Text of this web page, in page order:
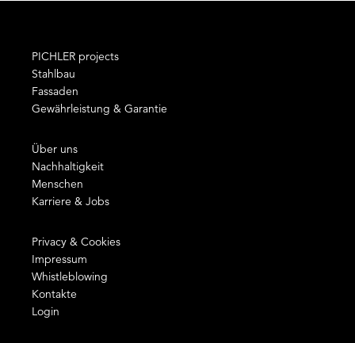
PICHLER projects
Stahlbau
Fassaden
Gewährleistung & Garantie
Über uns
Nachhaltigkeit
Menschen
Karriere & Jobs
Privacy & Cookies
Impressum
Whistleblowing
Kontakte
Login